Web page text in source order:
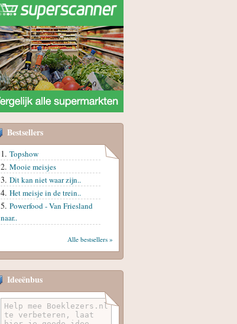
Bestsellers
Topshow
Mooie meisjes
Dit kan niet waar zijn..
Het meisje in de trein..
Powerfood - Van Friesland
naar..
Alle bestsellers »
Ideeënbus